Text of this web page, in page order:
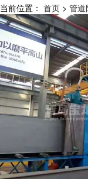
当前位置： 首页 > 管道